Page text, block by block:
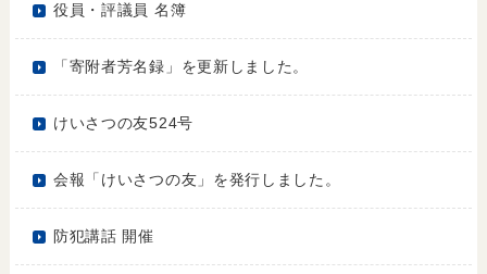
役員・評議員 名簿
「寄附者芳名録」を更新しました。
けいさつの友524号
会報「けいさつの友」を発行しました。
防犯講話 開催